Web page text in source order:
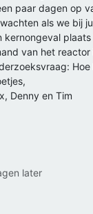
paar dagen op
als we bij
kernongeval
van het
Denny en Tim
later